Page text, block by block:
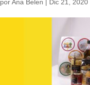
porAna Belen | Dic 21, 2020